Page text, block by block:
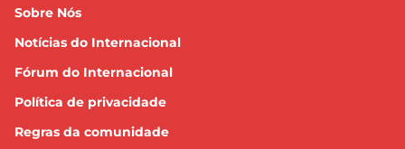
Sobre Nós
Notícias do Internacional
Fórum do Internacional
Política de privacidade
Regras da comunidade